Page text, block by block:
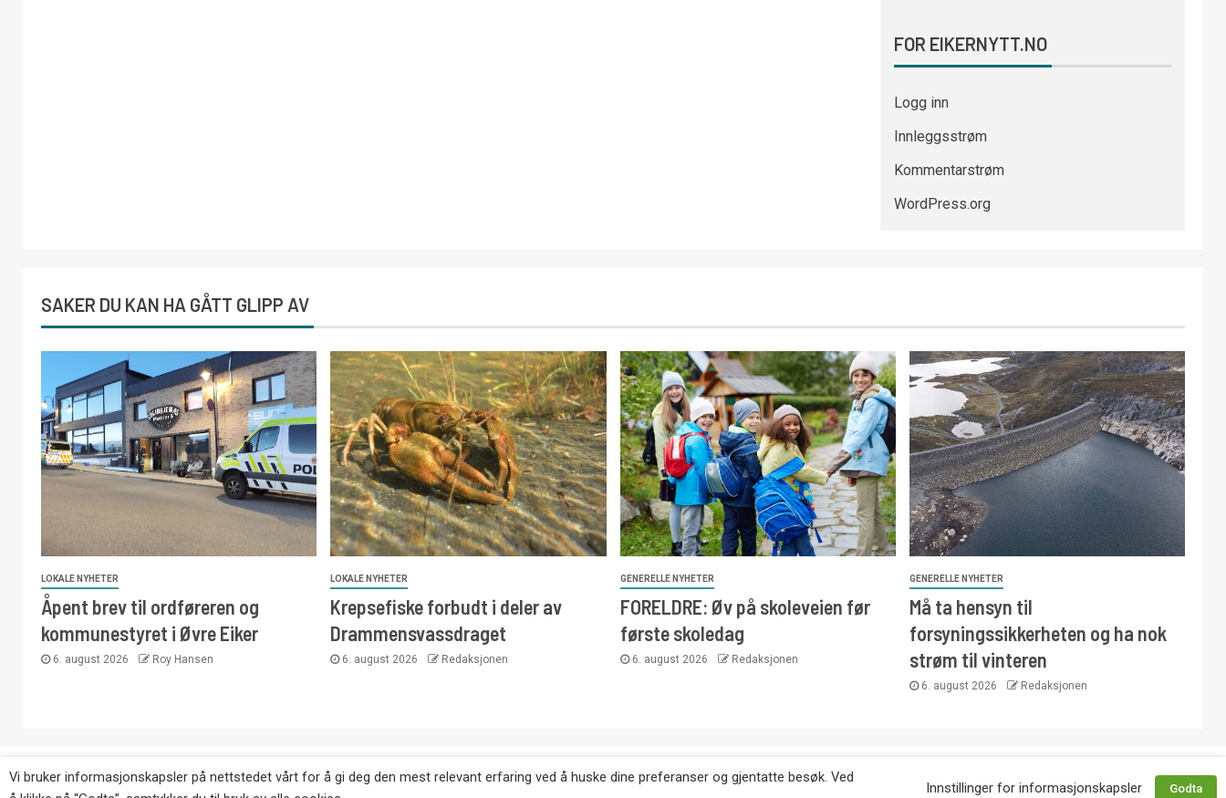
FOR EIKERNYTT.NO
Logg inn
Innleggsstrøm
Kommentarstrøm
WordPress.org
SAKER DU KAN HA GÅTT GLIPP AV
LOKALE NYHETER
Åpent brev til ordføreren og
kommunestyret i Øvre Eiker
6. august 2026 Roy Hansen
LOKALE NYHETER
Krepsefiske forbudt i deler av
Drammensvassdraget
6. august 2026 Redaksjonen
GENERELLE NYHETER
FORELDRE: Øv på skoleveien før
første skoledag
6. august 2026 Redaksjonen
GENERELLE NYHETER
Må ta hensyn til
forsyningssikkerheten og ha nok
strøm til vinteren
6. august 2026 Redaksjonen
Copyright © Eikernytt.no utgis av Roy’s Pressetjeneste. Kopiering av tekst, bilder og annonser er ikke tillatt uten etter avtale med utgiver. Tlf. 92 63 86 82.
Vi bruker informasjonskapsler på nettstedet vårt for å gi deg den mest relevant erfaring ved å huske dine preferanser og gjentatte besøk. Ved
Innstillinger for informasjonskapsler Godta